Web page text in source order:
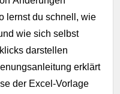
lernst du schnell, wie
wie sich selbst
darstellen
erklärt
der Excel-Vorlage